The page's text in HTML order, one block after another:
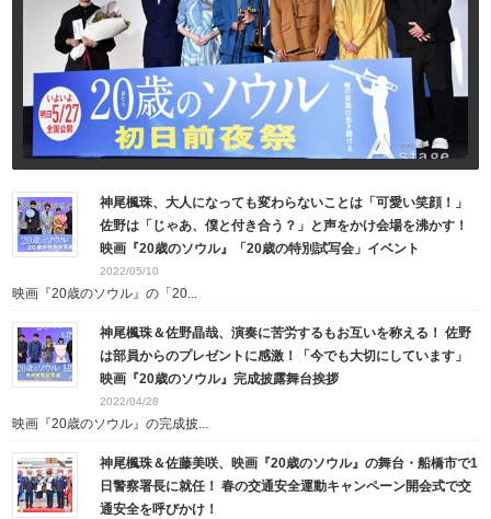
神尾楓珠、大人になっても変わらないことは「可愛い笑顔！」
佐野は「じゃあ、僕と付き合う？」と声をかけ会場を沸かす！
映画『20歳のソウル』「20歳の特別試写会」イベント
2022/05/10
映画『20歳のソウル』の「20...
神尾楓珠＆佐野晶哉、演奏に苦労するもお互いを称える！ 佐野
は部員からのプレゼントに感激！「今でも大切にしています」
映画『20歳のソウル』完成披露舞台挨拶
2022/04/28
映画『20歳のソウル』の完成披...
神尾楓珠＆佐藤美咲、映画『20歳のソウル』の舞台・船橋市で1
日警察署長に就任！ 春の交通安全運動キャンペーン開会式で交
通安全を呼びかけ！